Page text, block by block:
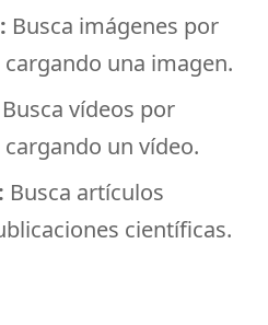
Busca imágenes por
una imagen.
Busca vídeos por
un vídeo.
Busca artículos
científicas.